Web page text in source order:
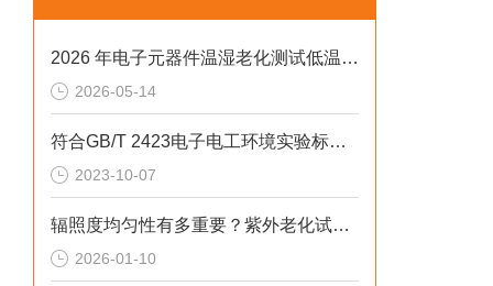
2026 年电子元器件温湿老化测试低温恒温恒湿试验箱排行榜
2026-05-14
符合GB/T 2423电子电工环境实验标准的恒温恒湿试验箱有哪些优势？
2023-10-07
辐照度均匀性有多重要？紫外老化试验箱测试精准度关键
2026-01-10